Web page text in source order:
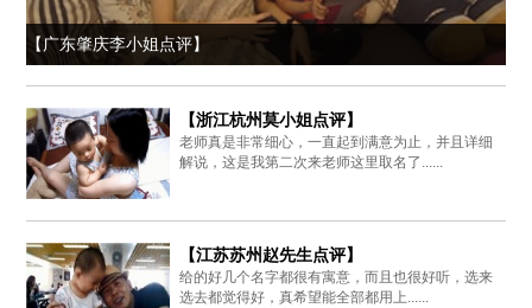
【广东肇庆李小姐点评】
【浙江杭州莫小姐点评】
老师真是非常细心，一直起到满意为止，并且详细
解说，这是我第二次来老师这里取名了......
【江苏苏州赵先生点评】
给的好几个名字都很有寓意，而且也很好听，选来
选去都觉得好，真希望能全部都用上......